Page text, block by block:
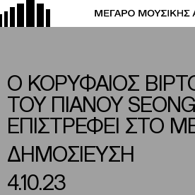
Ο ΚΟΡΥΦΑΙΟΣ
ΤΟΥ ΠΙΑΝΟΥ
ΕΠΙΣΤΡΕΦΕΙ ΣΤΟ
ΔΗΜΟΣΙΕΥΣΗ
4.10.23